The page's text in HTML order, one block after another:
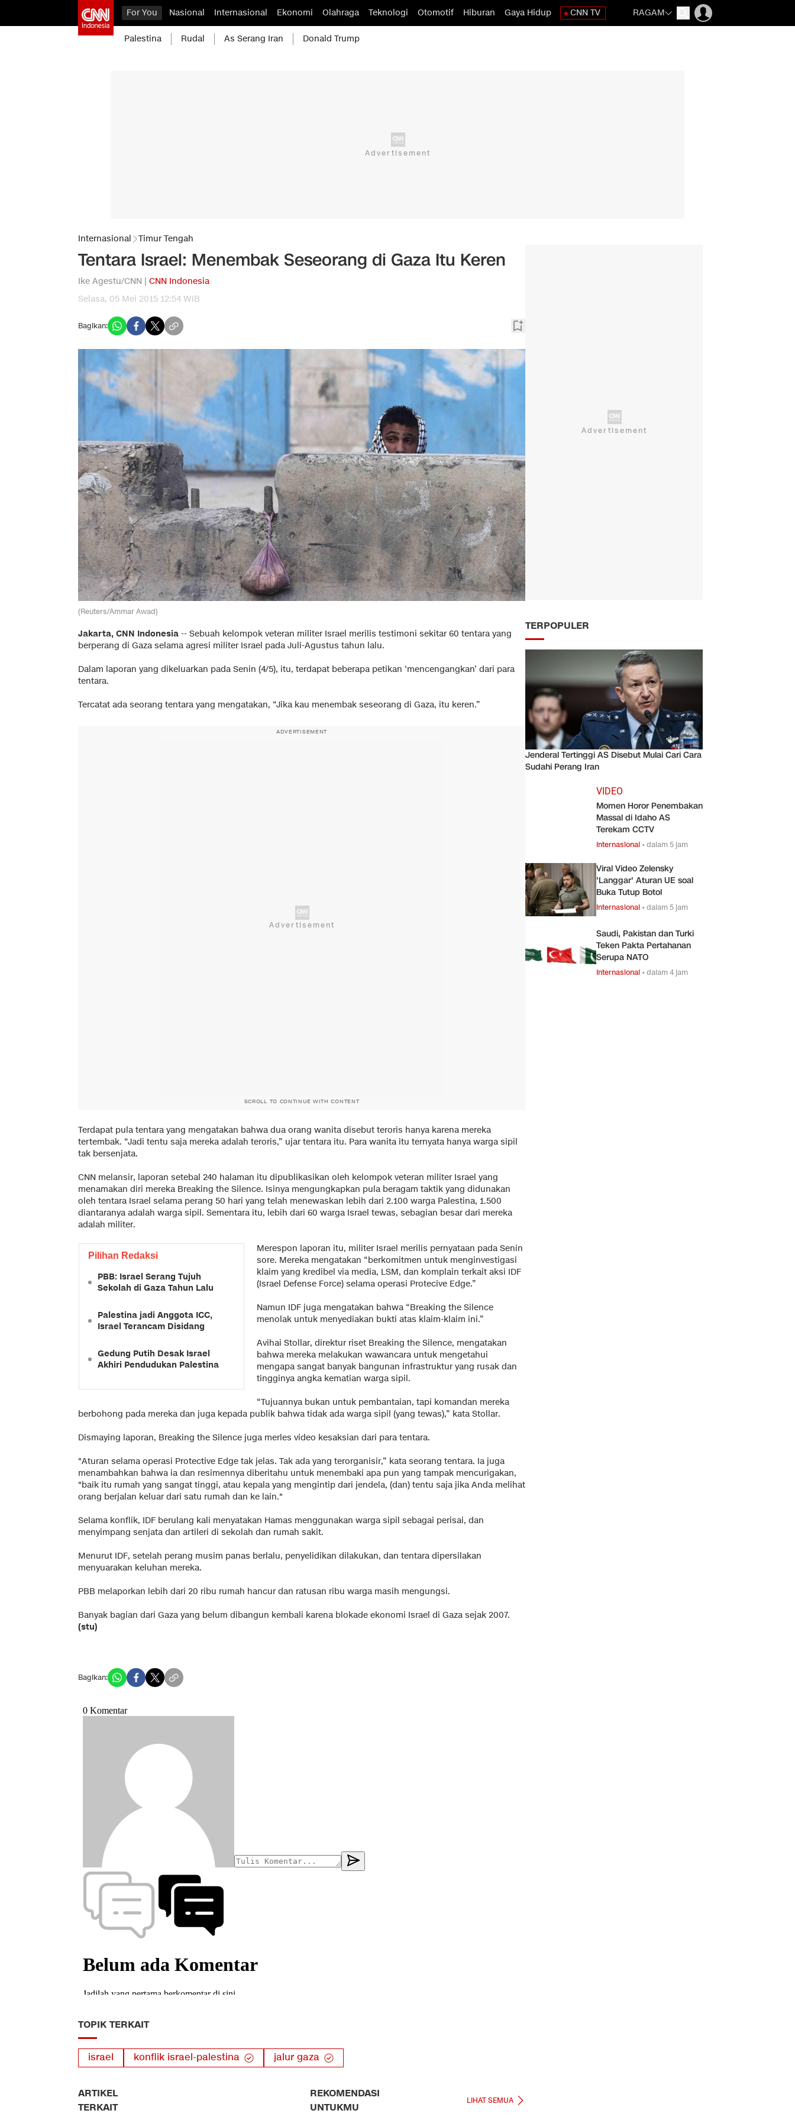
For You Nasional Internasional Ekonomi Olahraga Teknologi Otomotif Hiburan Gaya Hidup CNN TV RAGAM
Palestina Rudal As Serang Iran Donald Trump
Internasional Timur Tengah
Tentara Israel: Menembak Seseorang di Gaza Itu Keren
Ike Agestu/CNN | CNN Indonesia
Selasa, 05 Mei 2015 12:54 WIB
Bagikan:
(Reuters/Ammar Awad)
Jakarta, CNN Indonesia -- Sebuah kelompok veteran militer Israel merilis testimoni sekitar 60 tentara yang
berperang di Gaza selama agresi militer Israel pada Juli-Agustus tahun lalu.
Dalam laporan yang dikeluarkan pada Senin (4/5), itu, terdapat beberapa petikan ‘mencengangkan’ dari para
tentara.
Tercatat ada seorang tentara yang mengatakan, “Jika kau menembak seseorang di Gaza, itu keren.”
ADVERTISEMENT
SCROLL TO CONTINUE WITH CONTENT
Terdapat pula tentara yang mengatakan bahwa dua orang wanita disebut teroris hanya karena mereka
tertembak. “Jadi tentu saja mereka adalah teroris,” ujar tentara itu. Para wanita itu ternyata hanya warga sipil
tak bersenjata.
CNN melansir, laporan setebal 240 halaman itu dipublikasikan oleh kelompok veteran militer Israel yang
menamakan diri mereka Breaking the Silence. Isinya mengungkapkan pula beragam taktik yang didunakan
oleh tentara Israel selama perang 50 hari yang telah menewaskan lebih dari 2.100 warga Palestina, 1.500
diantaranya adalah warga sipil. Sementara itu, lebih dari 60 warga Israel tewas, sebagian besar dari mereka
adalah militer.
Pilihan Redaksi
PBB: Israel Serang Tujuh
Sekolah di Gaza Tahun Lalu
Palestina jadi Anggota ICC,
Israel Terancam Disidang
Gedung Putih Desak Israel
Akhiri Pendudukan Palestina
Merespon laporan itu, militer Israel merilis pernyataan pada Senin
sore. Mereka mengatakan “berkomitmen untuk menginvestigasi
klaim yang kredibel via media, LSM, dan komplain terkait aksi IDF
(Israel Defense Force) selama operasi Protecive Edge.”
Namun IDF juga mengatakan bahwa “Breaking the Silence
menolak untuk menyediakan bukti atas klaim-klaim ini.”
Avihai Stollar, direktur riset Breaking the Silence, mengatakan
bahwa mereka melakukan wawancara untuk mengetahui
mengapa sangat banyak bangunan infrastruktur yang rusak dan
tingginya angka kematian warga sipil.
“Tujuannya bukan untuk pembantaian, tapi komandan mereka
berbohong pada mereka dan juga kepada publik bahwa tidak ada warga sipil (yang tewas),” kata Stollar.
Dismaying laporan, Breaking the Silence juga merles video kesaksian dari para tentara.
"Aturan selama operasi Protective Edge tak jelas. Tak ada yang terorganisir,” kata seorang tentara. Ia juga
menambahkan bahwa ia dan resimennya diberitahu untuk menembaki apa pun yang tampak mencurigakan,
"baik itu rumah yang sangat tinggi, atau kepala yang mengintip dari jendela, (dan) tentu saja jika Anda melihat
orang berjalan keluar dari satu rumah dan ke lain."
Selama konflik, IDF berulang kali menyatakan Hamas menggunakan warga sipil sebagai perisai, dan
menyimpang senjata dan artileri di sekolah dan rumah sakit.
Menurut IDF, setelah perang musim panas berlalu, penyelidikan dilakukan, dan tentara dipersilakan
menyuarakan keluhan mereka.
PBB melaporkan lebih dari 20 ribu rumah hancur dan ratusan ribu warga masih mengungsi.
Banyak bagian dari Gaza yang belum dibangun kembali karena blokade ekonomi Israel di Gaza sejak 2007.
(stu)
Bagikan:
TOPIK TERKAIT
israel konflik israel-palestina jalur gaza
ARTIKEL
TERKAIT
REKOMENDASI
UNTUKMU
LIHAT SEMUA
TERPOPULER
Jenderal Tertinggi AS Disebut Mulai Cari Cara
Sudahi Perang Iran
VIDEO
Momen Horor Penembakan
Massal di Idaho AS
Terekam CCTV
Internasional •dalam 5 jam
Viral Video Zelensky
'Langgar' Aturan UE soal
Buka Tutup Botol
Internasional •dalam 5 jam
Saudi, Pakistan dan Turki
Teken Pakta Pertahanan
Serupa NATO
Internasional •dalam 4 jam